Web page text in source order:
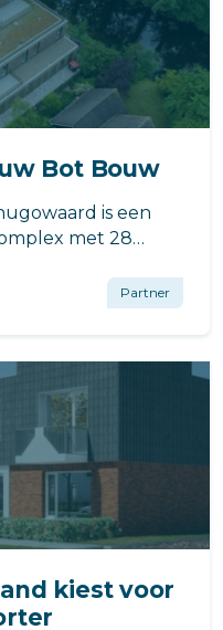
Bot Bouw
is een
met 28
de bouw werd
in opdracht van
Partner
kiest voor